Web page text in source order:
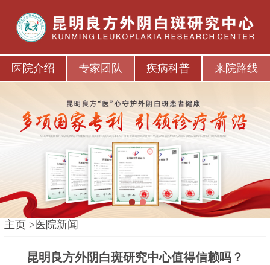
医院介绍 专家团队 疾病科普 来院路线
主页 >医院新闻
昆明良方外阴白斑研究中心值得信赖吗？